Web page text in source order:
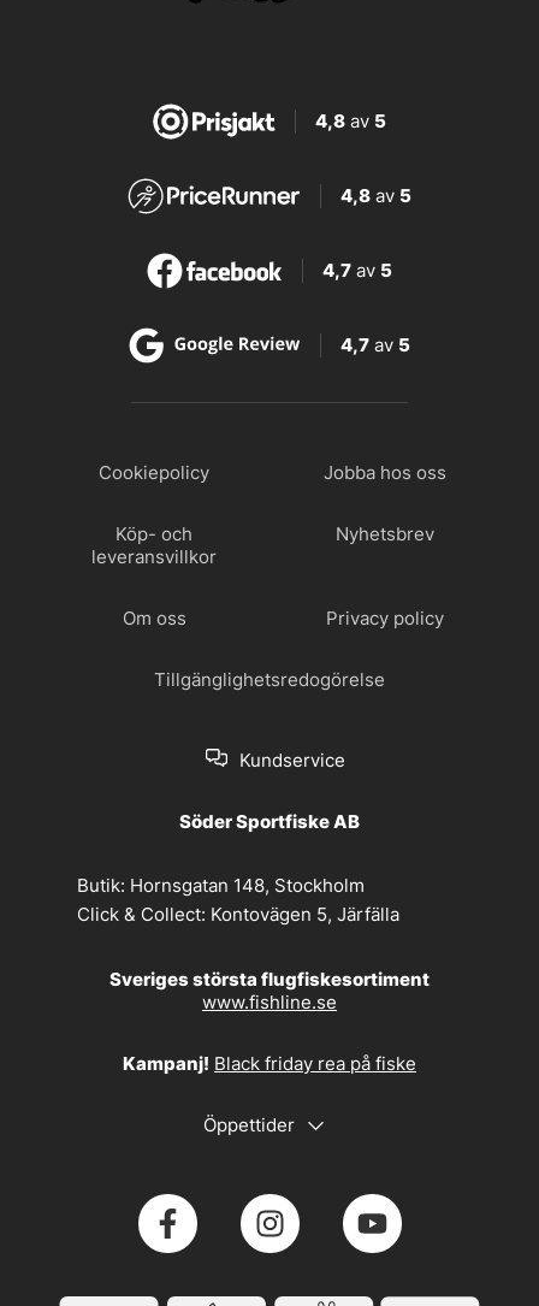
4,8av 5
4,8 av 5
4,7 av 5
4,7 av 5
Cookiepolicy Jobba hos oss
Köp- och
leveransvillkor
Nyhetsbrev
Om oss Privacy policy
Tillgänglighetsredogörelse
Kundservice
Söder Sportfiske AB
Butik: Hornsgatan 148, Stockholm
Click & Collect: Kontovägen 5, Järfälla
Sveriges största flugfiskesortiment
www.fishline.se
Kampanj! Black friday rea på fiske
Öppettider